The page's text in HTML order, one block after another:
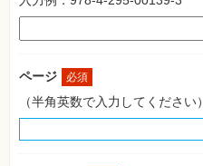
ク
味・
素
集
ページ 必須
（半角英数で入力してください）